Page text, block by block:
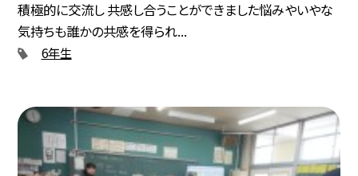
積極的に交流し 共感し合うことができました悩みやいやな
気持ちも誰かの共感を得られ...
6年生